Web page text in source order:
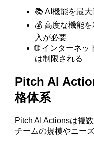
📚 AI機能を最
💰 高度な機能
入が必要
🌐 インターネ
は制限される
Pitch AI
格体系
Pitch AI Actionsは複
チームの規模やニー